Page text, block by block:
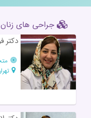
جراحی های زنان
دکتر